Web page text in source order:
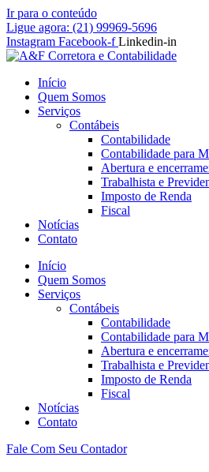
Ir para o conteúdo
Ligue agora: (21) 99969-5696
Instagram Facebook-f Linkedin-in
Início
Quem Somos
Serviços
Contábeis
Contabilidade
Contabilidade para
Abertura e
Trabalhista e
Imposto de Renda
Fiscal
Notícias
Contato
Início
Quem Somos
Serviços
Contábeis
Contabilidade
Contabilidade para
Abertura e
Trabalhista e
Imposto de Renda
Fiscal
Notícias
Contato
Fale Com Seu Contador